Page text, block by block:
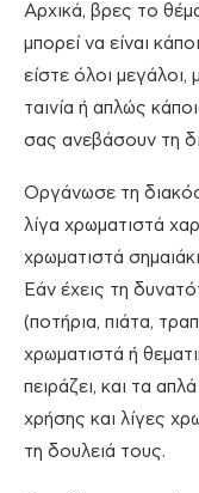
Αρχικά, βρες το
μπορεί να είναι
είστε όλοι μεγάλοι,
ταινία ή απλώς
σας ανεβάσουν τη
Οργάνωσε τη
λίγα χρωματιστά
χρωματιστά
Εάν έχεις τη
(ποτήρια, πιάτα,
χρωματιστά ή
πειράζει, και τα
χρήσης και λίγες
τη δουλειά τους.